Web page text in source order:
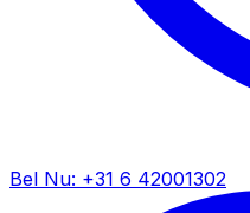
Bel Nu: +31 6 42001302